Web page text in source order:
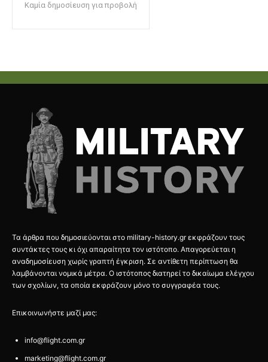
Καμία δημοσίευση για προβολή
Τα άρθρα που δημοσιεύονται στο military-history.gr εκφράζουν τους
συντάκτες τους κι όχι απαραίτητα τον ιστότοπο. Απαγορεύεται η
αναδημοσίευση χωρίς γραπτή έγκριση. Σε αντίθετη περίπτωση θα
λαμβάνονται νομικά μέτρα. Ο ιστότοπος διατηρεί το δικαίωμα ελέγχου
των σχολίων, τα οποία εκφράζουν μόνο το συγγραφέα τους.
Επικοινωνήστε μαζί μας:
info@flight.com.gr
marketing@flight.com.gr